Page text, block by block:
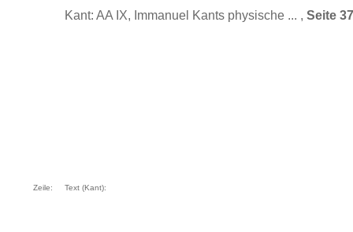
Kant: AA IX, Immanuel Kants physische ... , Seite
Zeile: Text (Kant):